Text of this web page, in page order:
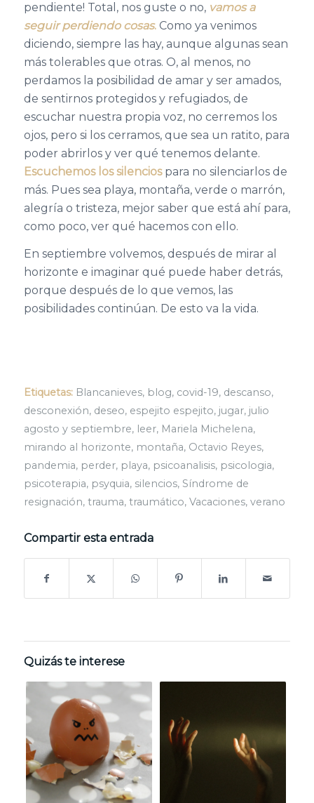
pendiente! Total, nos guste o no, vamos a
seguir perdiendo cosas.Como ya venimos
diciendo, siempre las hay, aunque algunas sean
más tolerables que otras. O, al menos, no
perdamos la posibilidad de amar y ser amados,
de sentirnos protegidos y refugiados, de
escuchar nuestra propia voz, no cerremos los
ojos, pero si los cerramos, que sea un ratito, para
poder abrirlos y ver qué tenemos delante.
Escuchemos los silenciospara no silenciarlos de
más. Pues sea playa, montaña, verde o marrón,
alegría o tristeza, mejor saber que está ahí para,
como poco, ver qué hacemos con ello.
En septiembre volvemos, después de mirar al
horizonte e imaginar qué puede haber detrás,
porque después de lo que vemos, las
posibilidades continúan. De esto va la vida.
Etiquetas: Blancanieves, blog, covid-19, descanso,
desconexión, deseo, espejito espejito, jugar, julio
agosto y septiembre, leer, Mariela Michelena,
mirando al horizonte, montaña, Octavio Reyes,
pandemia, perder, playa, psicoanalisis, psicologia,
psicoterapia, psyquia, silencios, Síndrome de
resignación, trauma, traumático, Vacaciones, verano
Compartir esta entrada
Quizás te interese